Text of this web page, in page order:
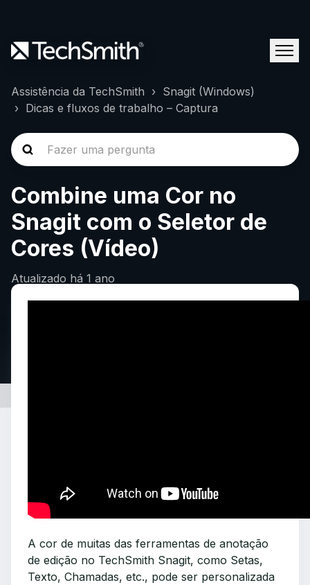
Assistência da TechSmith
Snagit (Windows)
Dicas e fluxos de trabalho – Captura
Combine uma Cor no
Snagit com o Seletor de
Cores (Vídeo)
Atualizado há 1 ano
A cor de muitas das ferramentas de anotação
de edição no TechSmith Snagit, como Setas,
Texto, Chamadas, etc., pode ser personalizada